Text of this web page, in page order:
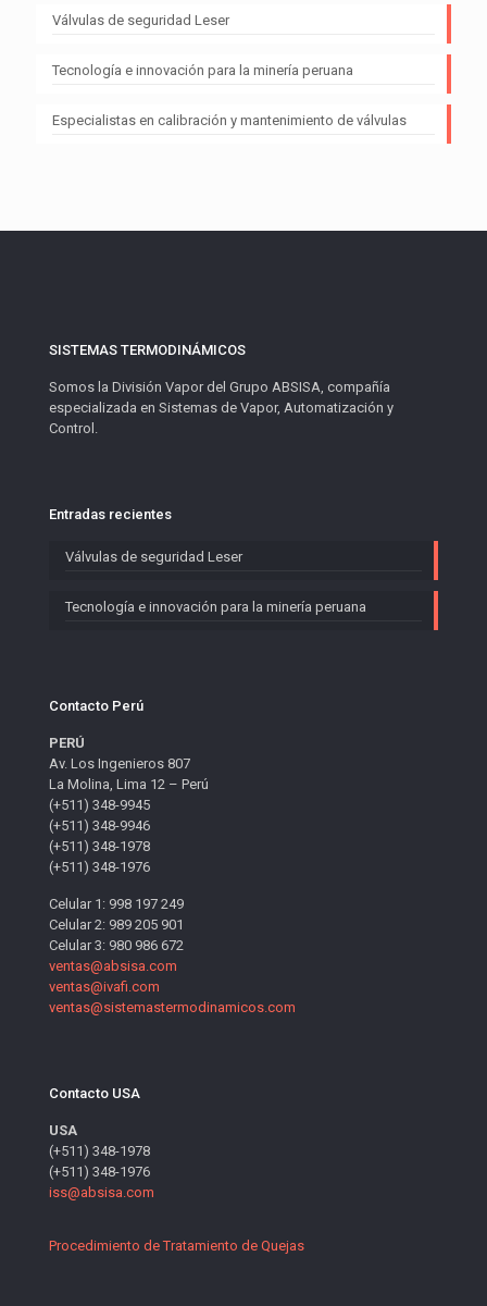
Válvulas de seguridad Leser
Tecnología e innovación para la minería peruana
Especialistas en calibración y mantenimiento de válvulas
SISTEMAS TERMODINÁMICOS
Somos la División Vapor del Grupo ABSISA, compañía
especializada en Sistemas de Vapor, Automatización y
Control.
Entradas recientes
Válvulas de seguridad Leser
Tecnología e innovación para la minería peruana
Contacto Perú
PERÚ
Av. Los Ingenieros 807
La Molina, Lima 12 – Perú
(+511) 348-9945
(+511) 348-9946
(+511) 348-1978
(+511) 348-1976
Celular 1: 998 197 249
Celular 2: 989 205 901
Celular 3: 980 986 672
ventas@absisa.com
ventas@ivafi.com
ventas@sistemastermodinamicos.com
Contacto USA
USA
(+511) 348-1978
(+511) 348-1976
iss@absisa.com
Procedimiento de Tratamiento de Quejas